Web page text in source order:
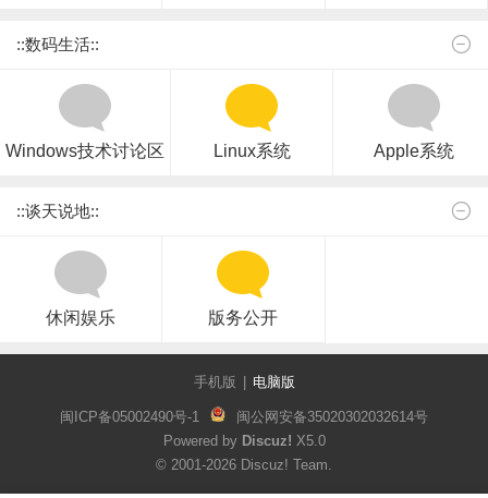
::数码生活::
Windows技术讨论区 Linux系统 Apple系统
::谈天说地::
休闲娱乐 版务公开
手机版 电脑版
闽ICP备05002490号-1
闽公网安备35020302032614号
Powered by Discuz! X5.0
© 2001-2026 Discuz! Team.